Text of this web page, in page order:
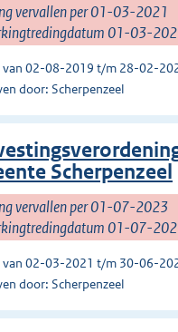
vervallen per 01-03-2021
01-03-
van 02-08-2019 t/m 28-02-
door: Scherpenzeel
Scherpenzeel
vervallen per 01-07-2023
01-07-
van 02-03-2021 t/m 30-06-
door: Scherpenzeel